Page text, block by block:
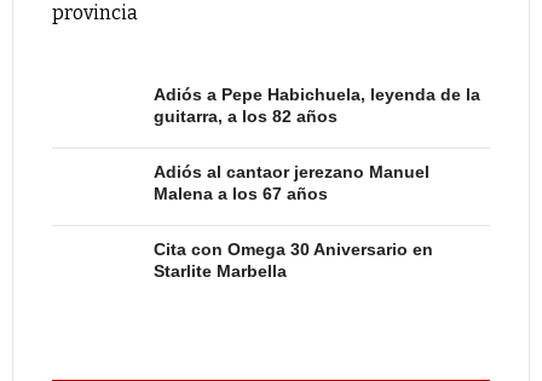
provincia
Adiós a Pepe Habichuela, leyenda de la
guitarra, a los 82 años
Adiós al cantaor jerezano Manuel
Malena a los 67 años
Cita con Omega 30 Aniversario en
Starlite Marbella